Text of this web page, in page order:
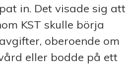
in. Det visade sig att
KST skulle börja
oberoende om
eller bodde på ett